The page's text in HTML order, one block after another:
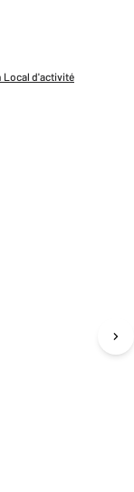
Local d'activité